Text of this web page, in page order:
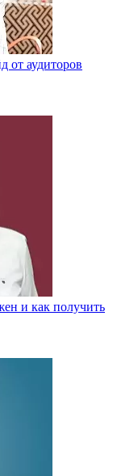
от аудиторов
и как получить